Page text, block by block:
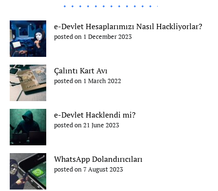
e-Devlet Hesaplarımızı Nasıl Hackliyorlar?
posted on 1 December 2023
Çalıntı Kart Avı
posted on 1 March 2022
e-Devlet Hacklendi mi?
posted on 21 June 2023
WhatsApp Dolandırıcıları
posted on 7 August 2023